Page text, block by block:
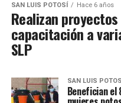
SAN LUIS POTOSÍ Hace 6 años
Realizan
capacitación a
SLP
SAN LUIS
Benefician